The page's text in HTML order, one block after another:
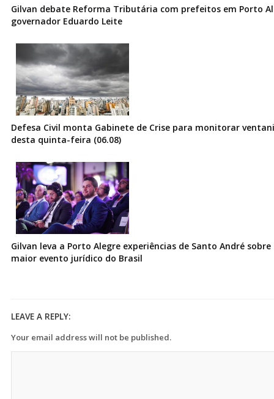
Gilvan debate Reforma Tributária com prefeitos em Porto
governador Eduardo Leite
Defesa Civil monta Gabinete de Crise para monitorar
desta quinta-feira (06.08)
Gilvan leva a Porto Alegre experiências de Santo André
maior evento jurídico do Brasil
LEAVE A REPLY:
Your email address will not be published.